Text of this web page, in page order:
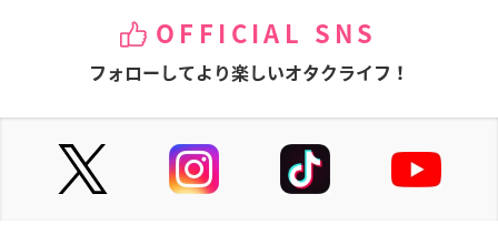
OFFICIAL SNS
フォローしてより楽しいオタクライフ！